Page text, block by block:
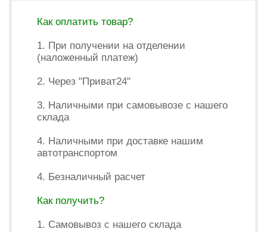
Как оплатить товар?
1. При получении на отделении
(наложенный платеж)
2. Через "Приват24"
3. Наличными при самовывозе с нашего
склада
4. Наличными при доставке нашим
автотранспортом
4. Безналичный расчет
Как получить?
1. Самовывоз с нашего склада